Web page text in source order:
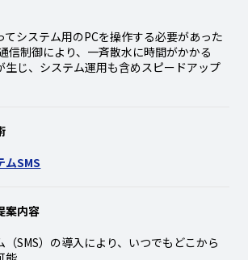
てシステム用のPCを操作する必要があった
信制御により、一斉散水に時間がかかる
生じ、システム運用も含めスピードアップ
ムSMS
案内容
（SMS）の導入により、いつでもどこから